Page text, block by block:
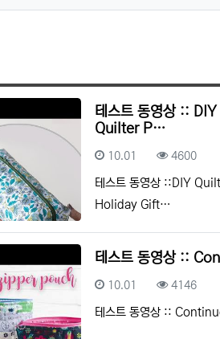
테스트 동영상 ::
Quilter P…
등록일
10.01 조회
4600
테스트 동영상 ::DIY
Holiday Gift…
테스트 동영상 ::
등록일
10.01 조회
4146
테스트 동영상 ::